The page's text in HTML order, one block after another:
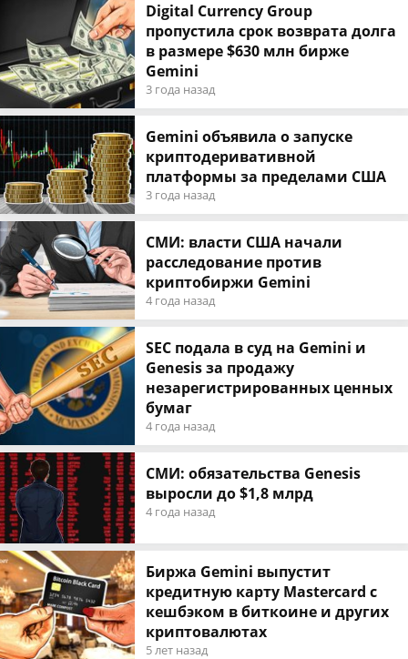
Digital Currency Group
пропустила срок возврата долга
в размере $630 млн бирже
Gemini
3 года назад
Gemini объявила о запуске
криптодеривативной
платформы за пределами США
3 года назад
СМИ: власти США начали
расследование против
криптобиржи Gemini
4 года назад
SEC подала в суд на Gemini и
Genesis за продажу
незарегистрированных ценных
бумаг
4 года назад
СМИ: обязательства Genesis
выросли до $1,8 млрд
4 года назад
Биржа Gemini выпустит
кредитную карту Mastercard с
кешбэком в биткоине и других
криптовалютах
5 лет назад